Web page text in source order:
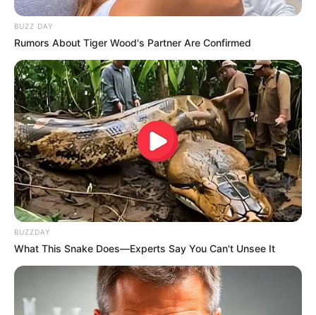
BUZZ DAY
Rumors About Tiger Wood's Partner Are Confirmed
BUZZDAY
What This Snake Does—Experts Say You Can't Unsee It